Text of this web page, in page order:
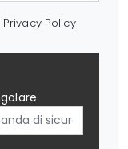
Privacy Policy